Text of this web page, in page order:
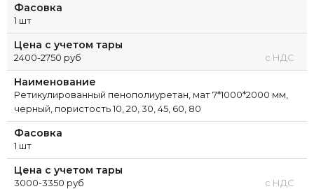
Фасовка
1 шт
Цена с учетом тары
2400-2750 руб с НДС
Наименование
Ретикулированный пенополиуретан, мат 7*1000*2000 мм,
черный, пористость 10, 20, 30, 45, 60, 80
Фасовка
1 шт
Цена с учетом тары
3000-3350 руб с НДС